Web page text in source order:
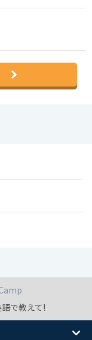
で教えて!